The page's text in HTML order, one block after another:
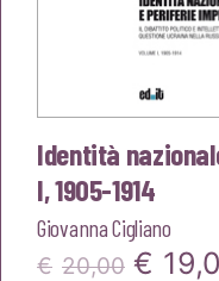
Identità
I, 1905-1914
Giovanna Cigliano
€ 20,00 Il
€